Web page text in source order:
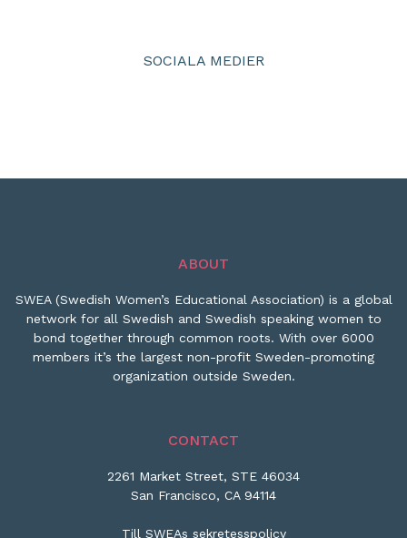
SOCIALA MEDIER
ABOUT
SWEA (Swedish Women’s Educational Association) is a global
network for all Swedish and Swedish speaking women to
bond together through common roots. With over 6000
members it’s the largest non-profit Sweden-promoting
organization outside Sweden.
CONTACT
2261 Market Street, STE 46034
San Francisco, CA 94114
Till SWEAs sekretesspolicy